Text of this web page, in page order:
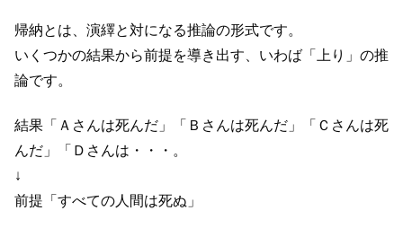
帰納とは、演繹と対になる推論の形式です。
いくつかの結果から前提を導き出す、いわば「上り」の推
論です。
結果「Ａさんは死んだ」「Ｂさんは死んだ」「Ｃさんは死
んだ」「Ｄさんは・・・。
↓
前提「すべての人間は死ぬ」